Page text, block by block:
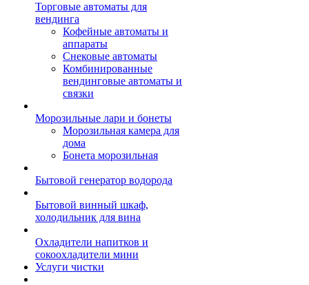
Торговые автоматы для
вендинга
Кофейные автоматы и
аппараты
Снековые автоматы
Комбинированные
вендинговые автоматы и
связки
Морозильные лари и бонеты
Морозильная камера для
дома
Бонета морозильная
Бытовой генератор водорода
Бытовой винный шкаф,
холодильник для вина
Охладители напитков и
сокоохладители мини
Услуги чистки